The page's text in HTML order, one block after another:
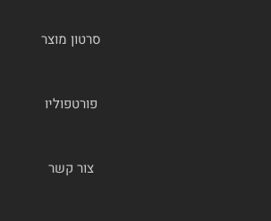
סרטון מוצר
פורטפוליו
צור קשר